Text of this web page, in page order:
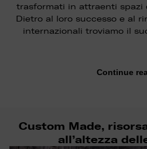
trasformati in attraenti spazi
Dietro al loro successo e al
internazionali troviamo il
Continue
Custom Made,
all’altezza